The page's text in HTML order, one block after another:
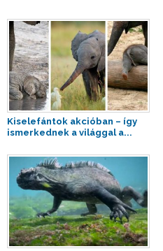
Kiselefántok akcióban – így
ismerkednek a világgal a...